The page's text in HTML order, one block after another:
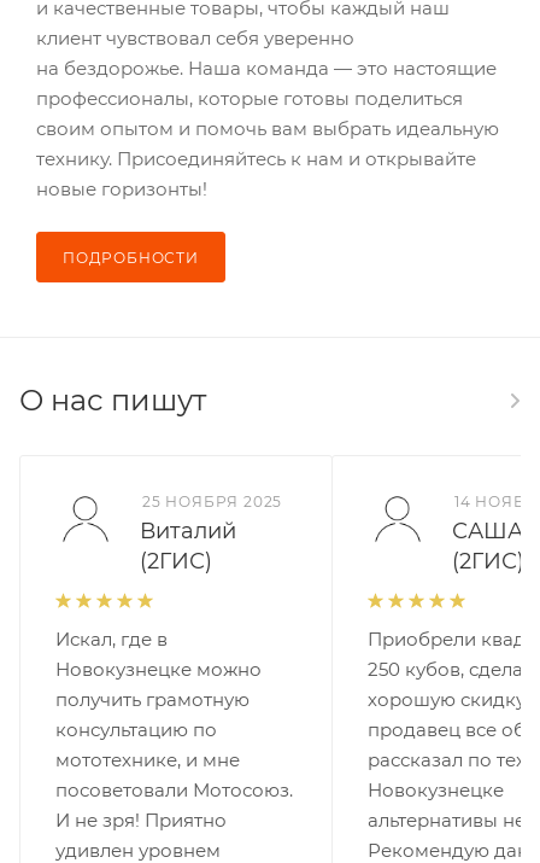
и качественные товары, чтобы каждый наш
клиент чувствовал себя уверенно
на бездорожье. Наша команда — это настоящие
профессионалы, которые готовы поделиться
своим опытом и помочь вам выбрать идеальную
технику. Присоединяйтесь к нам и открывайте
новые горизонты!
ПОДРОБНОСТИ
О нас пишут
25 НОЯБРЯ 2025
Виталий
(2ГИС)
Искал, где в
Новокузнецке можно
получить грамотную
консультацию по
мототехнике, и мне
посоветовали Мотосоюз.
И не зря! Приятно
удивлен уровнем
14
​САША
(2ГИС)
Приобрели
250 кубов,
хорошую скидку,
продавец все
рассказал по
Новокузнецке
альтернативы нет.
Рекомендую